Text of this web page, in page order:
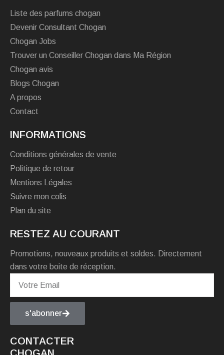
Liste des parfums chogan
Devenir Consultant Chogan
Chogan Jobs
Trouver un Conseiller Chogan dans Ma Région
Chogan avis
Blogs Chogan
A propos
Contact
INFORMATIONS
Conditions générales de vente
Politique de retour
Mentions Légales
Suivre mon colis
Plan du site
RESTEZ AU COURANT
Promotions, nouveaux produits et soldes. Directement
dans votre boite de réception.
s'abonner
CONTACTER